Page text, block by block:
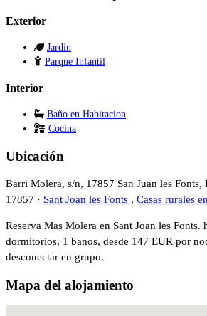
Exterior
Jardin
Parque Infantil
Interior
Baño en Habitacion
Cocina
Ubicación
Barri Molera, s/n, 17857 San Juan les Fonts,
17857 · Sant Joan les Fonts , Casas rurales
Reserva Mas Molera en Sant Joan les Fonts.
dormitorios, 1 banos, desde 147 EUR por
desconectar en grupo.
Mapa del alojamiento